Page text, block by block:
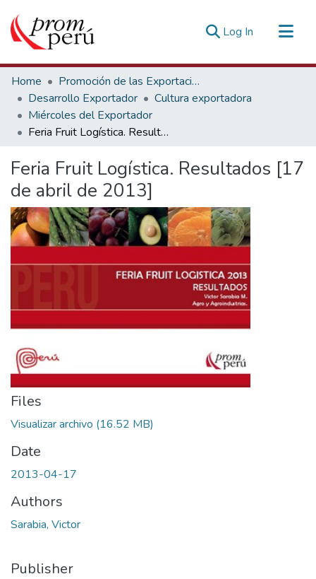
Log In (current)
Communities & Collections
All of DSpace
Statistics
Estadísticas Externas
Home
Promoción de las Exportaciones
Desarrollo Exportador
Cultura exportadora
Miércoles del Exportador
Feria Fruit Logística. Resultados [17 de abril de 2013]
Feria Fruit Logística. Resultados [17
de abril de 2013]
Files
Visualizar archivo (16.52 MB)
Date
2013-04-17
Authors
Sarabia, Victor
Publisher